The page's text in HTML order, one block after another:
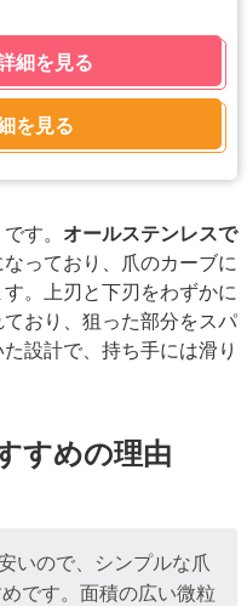
細を見る
を見る
す。 オールステンレスで
っており、爪のカーブに
。上刃と下刃をわずかに
おり、狙った部分をスパ
設計で、持ち手には滑り
すめの理由
いので、シンプルな爪
です。面積の広い微粒